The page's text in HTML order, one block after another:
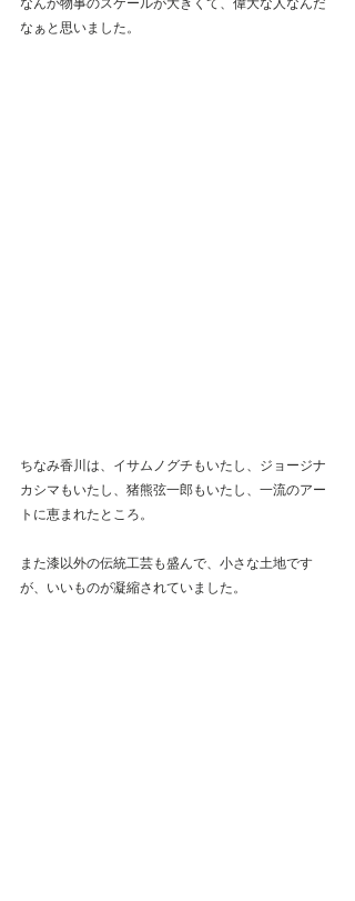
なぁと思いました。
ちなみ香川は、イサムノグチもいたし、ジョージナ
カシマもいたし、猪熊弦一郎もいたし、一流のアー
トに恵まれたところ。
また漆以外の伝統工芸も盛んで、小さな土地です
が、いいものが凝縮されていました。